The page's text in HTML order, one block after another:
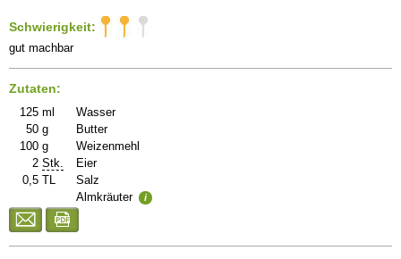
Schwierigkeit:
gut machbar
Zutaten:
125 ml
Wasser
50 g
Butter
100 g
Weizenmehl
2 Stk.
Eier
0,5 TL
Salz
Almkräuter
i